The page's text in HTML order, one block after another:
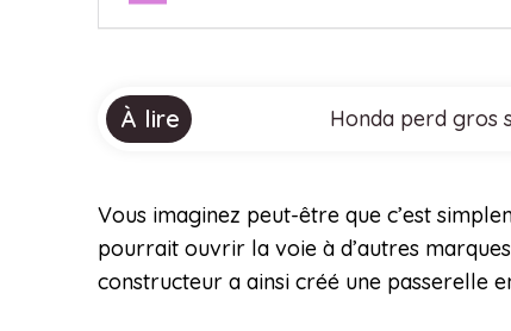
À lire Honda perd gros
Vous imaginez peut-être que c’est
pourrait ouvrir la voie à d’autres
constructeur a ainsi créé une passerelle